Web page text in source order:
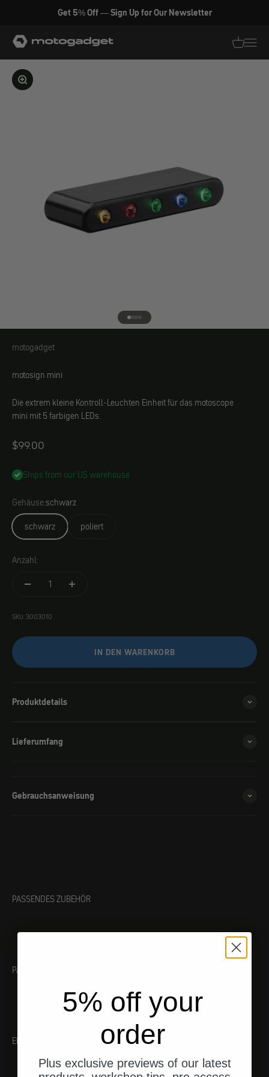
Zum Inhalt springen
Get 5% Off — Sign Up for Our Newsletter
motogadget GmbH
Bild vergrößern
Gehe zu Element 1
Gehe zu Element 2
Gehe zu Element 3
Gehe zu Element 4
motogadget
motogadget
motosign mini
Die extrem kleine Kontroll-Leuchten Einheit für das motoscope
mini mit 5 farbigen LEDs.
Angebot
$99.00
Ships from our US warehouse
Gehäuse:schwarz
schwarz
poliert
Anzahl:
SKU: 3003010
IN DEN WARENKORB
Produktdetails
Lieferumfang
Gebrauchsanweisung
PASSENDES ZUBEHÖR
PASSENDES WERKZEUG
EMPFEHLUNGEN
5% off your
order
Plus exclusive previews of our latest